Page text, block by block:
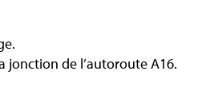
jonction de l’autoroute A16.